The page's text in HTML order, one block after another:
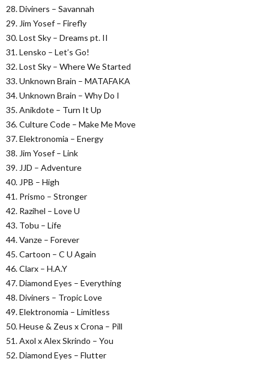
28. Diviners – Savannah
29. Jim Yosef – Firefly
30. Lost Sky – Dreams pt. II
31. Lensko – Let’s Go!
32. Lost Sky – Where We Started
33. Unknown Brain – MATAFAKA
34. Unknown Brain – Why Do I
35. Anikdote – Turn It Up
36. Culture Code – Make Me Move
37. Elektronomia – Energy
38. Jim Yosef – Link
39. JJD – Adventure
40. JPB – High
41. Prismo – Stronger
42. Razihel – Love U
43. Tobu – Life
44. Vanze – Forever
45. Cartoon – C U Again
46. Clarx – H.A.Y
47. Diamond Eyes – Everything
48. Diviners – Tropic Love
49. Elektronomia – Limitless
50. Heuse & Zeus x Crona – Pill
51. Axol x Alex Skrindo – You
52. Diamond Eyes – Flutter